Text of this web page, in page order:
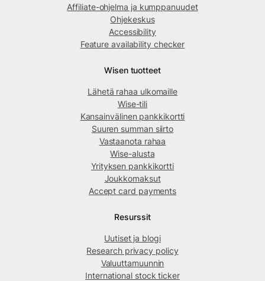
Affiliate-ohjelma ja kumppanuudet
Ohjekeskus
Accessibility
Feature availability checker
Wisen tuotteet
Lähetä rahaa ulkomaille
Wise-tili
Kansainvälinen pankkikortti
Suuren summan siirto
Vastaanota rahaa
Wise-alusta
Yrityksen pankkikortti
Joukkomaksut
Accept card payments
Resurssit
Uutiset ja blogi
Research privacy policy
Valuuttamuunnin
International stock ticker